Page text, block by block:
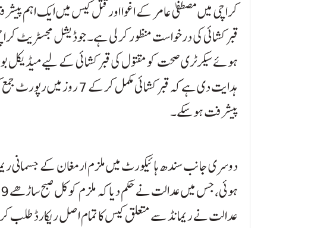
کراچی میں مصطفیٰ عامر کے اغوا اور قتل کیس میں ایک اہم
قبر کشائی کی درخواست منظور کر لی ہے۔ جوڈیشل مجسٹریٹ
ہوئے سیکرٹری صحت کو مقتول کی قبر کشائی کے لیے میڈیکل
ہدایت دی ہے کہ قبر کشائی
پیشرفت ہو سکے۔
دوسری جانب سندھ ہائیکورٹ میں ملزم ارمغان کے جسمانی
عدالت نے ریمانڈ سے متعلق کیس کا تمام اصل ریکارڈ طلب کر